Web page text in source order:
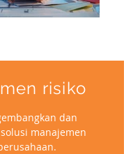
risiko
dan
manajemen